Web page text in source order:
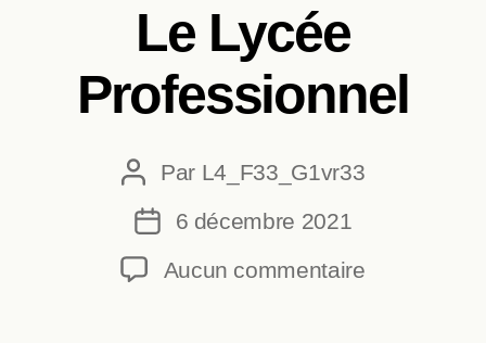
Le Lycée
Professionnel
Auteur
de
l’article
Par L4_F33_G1vr33
Date
de
6 décembre 2021
Aucun commentairesur